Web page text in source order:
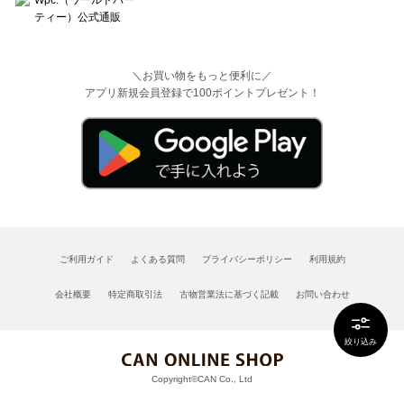
絞り込み
＼お買い物をもっと便利に／
アプリ新規会員登録で100ポイントプレゼント！
ご利用ガイド よくある質問 プライバシーポリシー 利用規約
会社概要 特定商取引法 古物営業法に基づく記載 お問い合わせ
Copyright©CAN Co., Ltd